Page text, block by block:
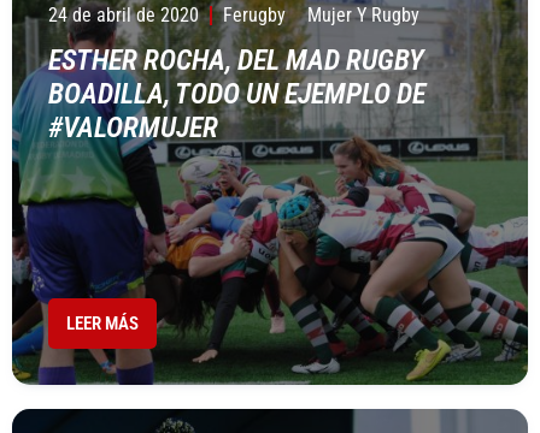
24 de abril de 2020 Ferugby Mujer Y Rugby
ESTHER ROCHA, DEL MAD RUGBY
BOADILLA, TODO UN EJEMPLO DE
#VALORMUJER
LEER MÁS